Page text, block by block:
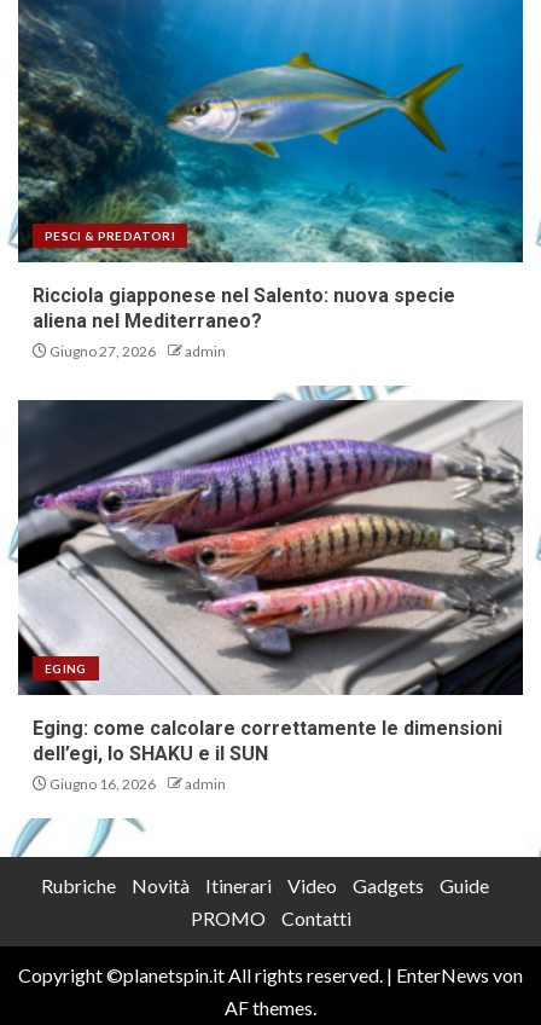
PESCI & PREDATORI
Ricciola giapponese nel Salento: nuova specie
aliena nel Mediterraneo?
Giugno 27, 2026 admin
EGING
Eging: come calcolare correttamente le dimensioni
dell’egi, lo SHAKU e il SUN
Giugno 16, 2026 admin
Rubriche Novità Itinerari Video Gadgets
Guide
PROMO
Contatti
Copyright ©planetspin.it All rights reserved. | EnterNews von
AF themes.